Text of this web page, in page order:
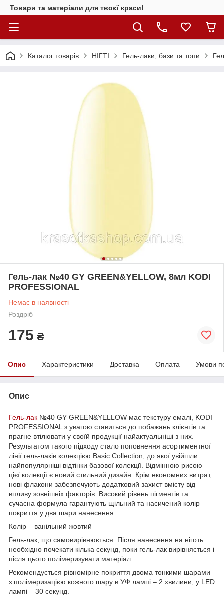
Товари та матеріали для твоєї краси!
Каталог товарiв НІГТІ Гель-лаки, бази та топи
Гель-лак №40 GY GREEN&YELLOW, 8мл KODI
PROFESSIONAL
Немає в наявності
Роздріб
175 ₴
Опис Характеристики Доставка Оплата Умови
Опис
Гель-лак №40 GY GREEN&YELLOW має текстуру емалі, KODI
PROFESSIONAL з увагою ставиться до побажань клієнтів та
прагне втілювати у своїй продукції найактуальніші з них.
Результатом такого підходу стало поповнення асортиментної
лінії гель-лаків колекцією Basic Collection, до якої увійшли
найпопулярніші відтінки базової колекції. Відмінною рисою
цієї колекції є новий стильний дизайн. Крім економних витрат,
нові флакони забезпечують додатковий захист вмісту від
впливу зовнішніх факторів. Високий рівень пігментів та
сучасна формула гарантують щільний та насичений колір
покриття у два шари нанесення.
Колір – ванільний жовтий
Гель-лак, що самовирівнюється. Після нанесення на ніготь
необхідно почекати кілька секунд, поки гель-лак вирівняється і
після цього полімеризувати матеріал.
Рекомендується рівномірне покриття двома тонкими шарами
з полімеризацією кожного шару в УФ лампі – 2 хвилини, у LED
лампі – 30 секунд.